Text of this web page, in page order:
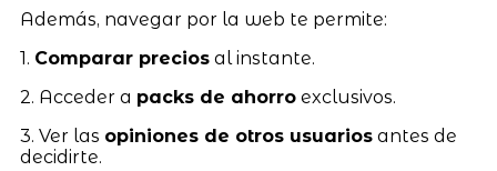
Además, navegar por la web te permite:
1. Comparar preciosal instante.
2. Acceder a packs de ahorroexclusivos.
3. Ver las opiniones de otros usuariosantes de
decidirte.